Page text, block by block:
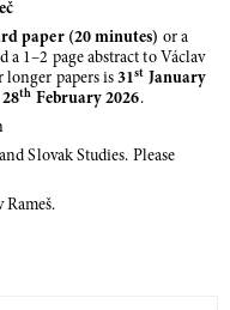
paper (20 minutes) or a
a 1–2 page abstract to Václav
longer papers is31st January
28th February 2026.
Slovak Studies. Please